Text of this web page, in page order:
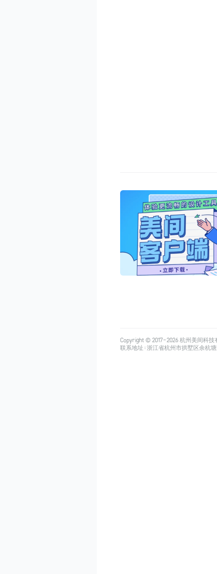
Copyright © 2017-2026杭州美间科技
联系地址：浙江省杭州市拱墅区余杭